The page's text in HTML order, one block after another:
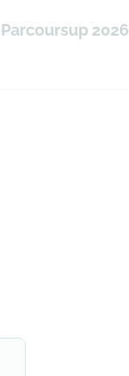
Parcoursup 2026